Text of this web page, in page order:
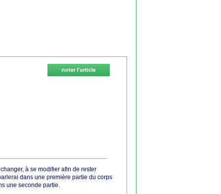
à se modifier afin de rester
dans une première partie du corps
une seconde partie.